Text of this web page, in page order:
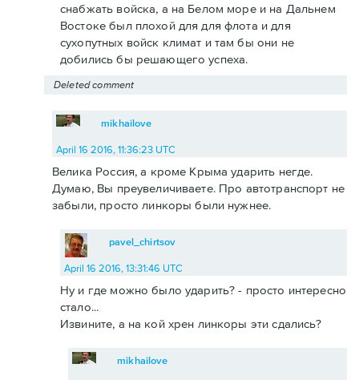
снабжать войска, а на Белом море и на Дальнем
Востоке был плохой для для флота и для
сухопутных войск климат и там бы они не
добились бы решающего успеха.
Deleted comment
mikhailove
April 16 2016, 11:36:23 UTC
Велика Россия, а кроме Крыма ударить негде.
Думаю, Вы преувеличиваете. Про автотранспорт не
забыли, просто линкоры были нужнее.
pavel_chirtsov
April 16 2016, 13:31:46 UTC
Ну и где можно было ударить? - просто интересно
стало...
Извините, а на кой хрен линкоры эти сдались?
mikhailove